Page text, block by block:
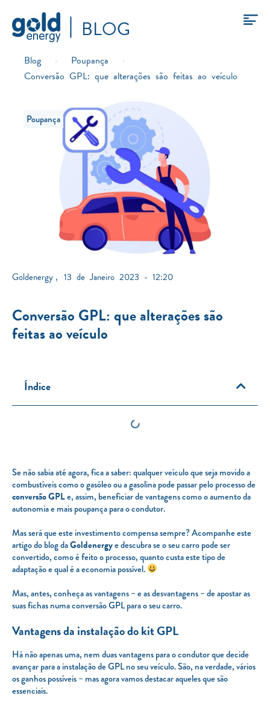
BLOG
Blog › Poupança
›
Conversão GPL: que alterações são feitas ao veículo
Poupança
Goldenergy 13 de Janeiro 2023 - 12:20
Conversão GPL: que alterações são
feitas ao veículo
Índice
Se não sabia até agora, fica a saber: qualquer veículo que seja movido a
combustíveis como o gasóleo ou a gasolina pode passar pelo processo de
conversão GPLe, assim, beneficiar de vantagens como o aumento da
autonomia e mais poupança para o condutor.
Mas será que este investimento compensa sempre? Acompanhe este
artigo do blog daGoldenergye descubra se o seu carro pode ser
convertido, como é feito o processo, quanto custa este tipo de
adaptação e qual é a economia possível.
Mas, antes, conheça as vantagens – e as desvantagens – de apostar as
suas fichas numa conversão GPL para o seu carro.
Vantagens da instalação do kit GPL
Há não apenas uma, nem duas vantagens para o condutor que decide
avançar para a instalação de GPL no seu veículo. São, na verdade, vários
os ganhos possíveis – mas agora vamos destacar aqueles que são
essenciais.